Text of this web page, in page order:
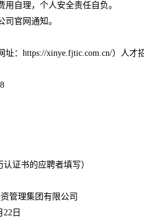
用自理，个人安全责任自负。
司官网通知。
：https://xinye.fjtic.com.cn/）人才
证书的应聘者填写）
限公司